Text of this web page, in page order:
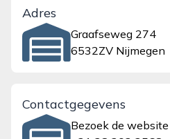
Adres
Graafseweg 274
6532ZV Nijmegen
Contactgegevens
Bezoek de website